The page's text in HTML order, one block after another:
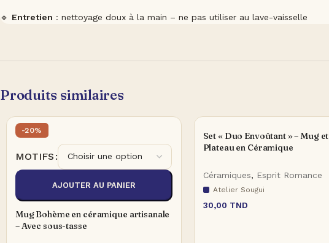
🔹 Entretien : nettoyage doux à la main – ne pas utiliser au lave-vaisselle
Produits similaires
-20%
MOTIFS
AJOUTER AU PANIER
Mug Bohème en céramique artisanale
– Avec sous-tasse
Set « Duo Envoûtant » – Mug et
Plateau en Céramique
Céramiques, Esprit Romance
Atelier Sougui
30,00 TND